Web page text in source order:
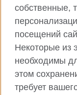
Facebook
Instagram
собственные,
посещений
Некоторые из
необходимы
этом
требует